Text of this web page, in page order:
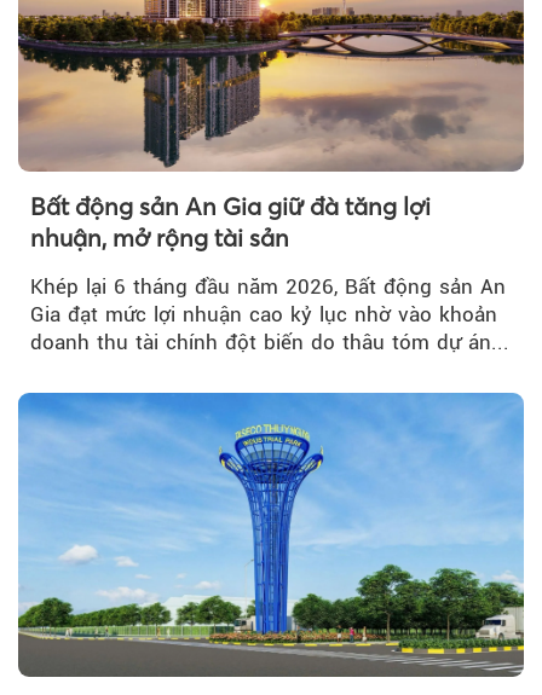
Bất động sản An Gia giữ đà tăng lợi
nhuận, mở rộng tài sản
Khép lại 6 tháng đầu năm 2026, Bất động sản An
Gia đạt mức lợi nhuận cao kỷ lục nhờ vào khoản
doanh thu tài chính đột biến do thâu tóm dự án...